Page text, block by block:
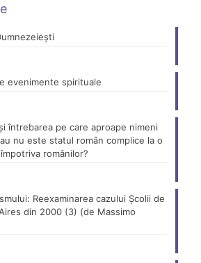
evenimente spirituale
întrebarea pe care aproape nimeni
nu este statul român complice la o
românilor?
Reexaminarea cazului Școlii de
din 2000 (3) (de Massimo